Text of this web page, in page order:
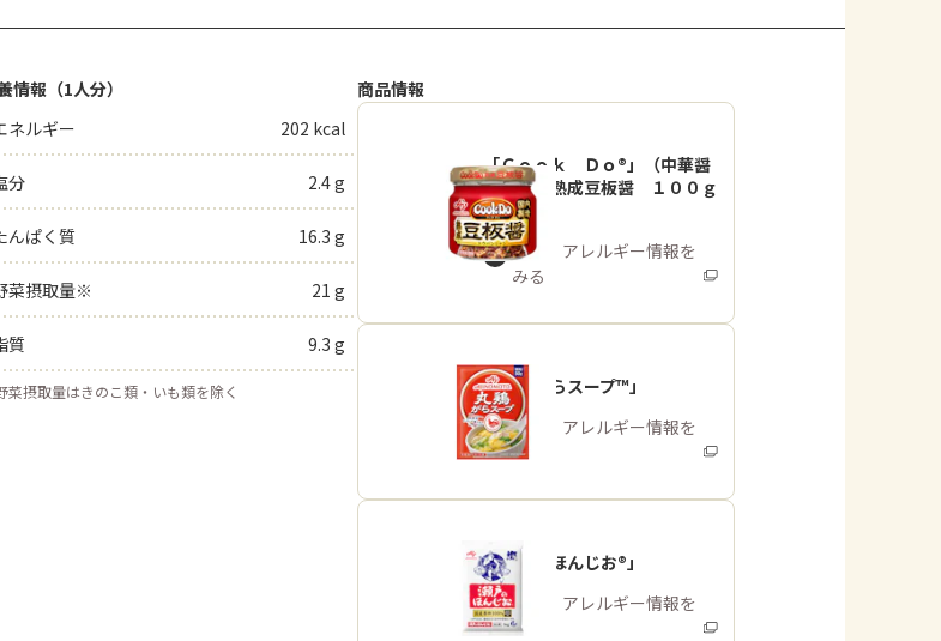
情報（1人分）
ネルギー
202 kcal
分 2.4 g
んぱく質 16.3 g
菜摂取量※ 21 g
質 9.3 g
菜摂取量はきのこ類・いも類を除く
商品情報
「Ｃｏｏｋ Ｄｏ®」（中華醤
調味料）熟成豆板醤 １００ｇ
瓶
商品・アレルギー情報を
みる
「丸鶏がらスープ™」
商品・アレルギー情報を
みる
「瀬戸のほんじお®」
商品・アレルギー情報を
みる